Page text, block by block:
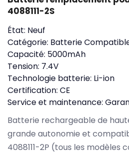
4088111-2S
État: Neuf
Catégorie: Batterie
Capacité: 5000mAh
Tension: 7.4V
Technologie batterie: Li-ion
Certification: CE
Service et maintenance:
Batterie rechargeable de
grande autonomie et
4088111-2P (tous les modèles